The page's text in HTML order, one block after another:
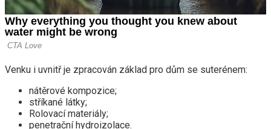
Venku i uvnitř je zpracován základ pro dům se suterénem:
nátěrové kompozice;
stříkané látky;
Rolovací materiály;
penetrační hydroizolace.